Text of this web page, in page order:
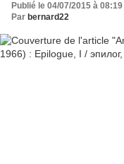
Publié le 04/07/2015 à 08:19
Par bernard22